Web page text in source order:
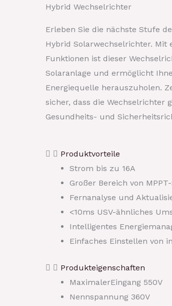
Hybrid Wechselrichter
Erleben Sie die nächste Stufe
Hybrid Solarwechselrichter. Mit
Funktionen ist dieser
Solaranlage und ermöglicht
Energiequelle herauszuholen.
sicher, dass die Wechselrichter
Gesundheits- und
Produktvorteile
Strom bis zu 16A
Großer Bereich von
Fernanalyse und
<10ms USV-ähnliches
Intelligentes
Einfaches Einstellen von
Produkteigenschaften
MaximalerEingang 550V
Nennspannung 360V